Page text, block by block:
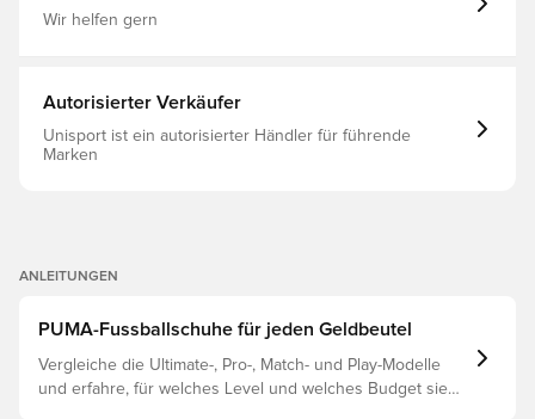
Kunstrasenplätze.
Wir helfen gern
Autorisierter Verkäufer
Unisport ist ein autorisierter Händler für führende
Marken
ANLEITUNGEN
PUMA-Fussballschuhe für jeden Geldbeutel
Vergleiche die Ultimate-, Pro-, Match- und Play-Modelle
und erfahre, für welches Level und welches Budget sie